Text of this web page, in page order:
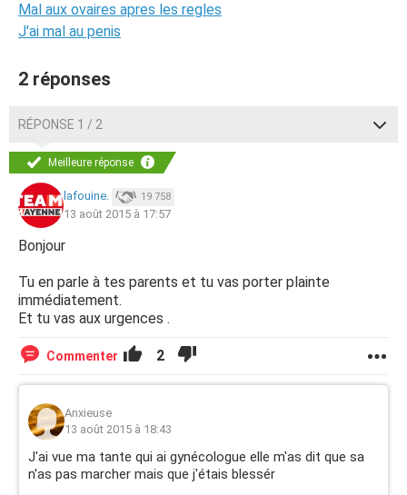
Mal aux ovaires apres les regles
J'ai mal au penis
2 réponses
RÉPONSE 1 / 2
Meilleure réponse
lafouine. 19 758
13 août 2015 à 17:57
Bonjour
Tu en parle à tes parents et tu vas porter plainte
immédiatement.
Et tu vas aux urgences .
Commenter 2
Anxieuse
13 août 2015 à 18:43
J'ai vue ma tante qui ai gynécologue elle m'as dit que sa
n'as pas marcher mais que j'étais blessér